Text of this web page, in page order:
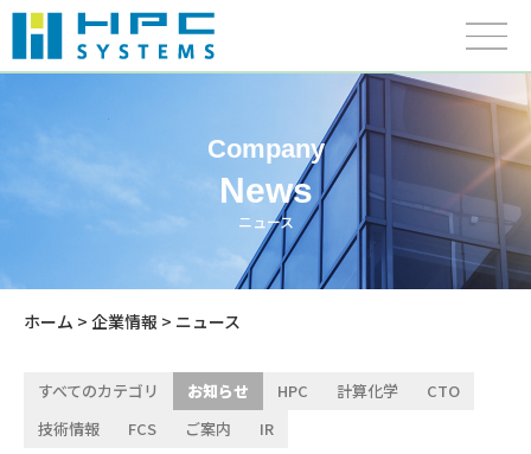
Company
News
ニュース
ホーム > 企業情報 > ニュース
すべてのカテゴリ お知らせ HPC 計算化学
CTO
技術情報
FCS ご案内 IR